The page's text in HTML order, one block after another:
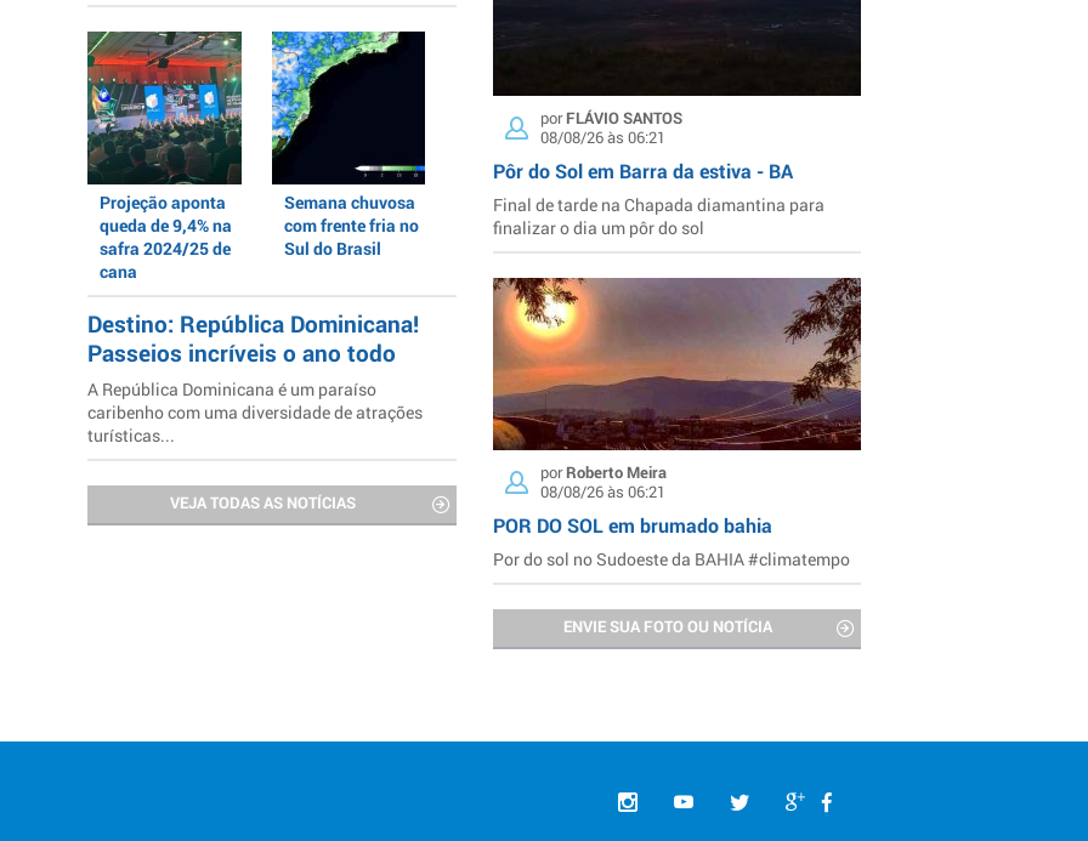
Projeção aponta
queda de 9,4% na
safra 2024/25 de
cana
Semana chuvosa
com frente fria no
Sul do Brasil
Destino: República Dominicana!
Passeios incríveis o ano todo
A República Dominicana é um paraíso
caribenho com uma diversidade de atrações
turísticas...
VEJA TODAS AS NOTÍCIAS
porFLÁVIO SANTOS
08/08/26 às 06:21
Pôr do Sol em Barra da estiva - BA
Final de tarde na Chapada diamantina para
finalizar o dia um pôr do sol
porRoberto Meira
08/08/26 às 06:21
POR DO SOL em brumado bahia
Por do sol no Sudoeste da BAHIA #climatempo
ENVIE SUA FOTO OU NOTÍCIA